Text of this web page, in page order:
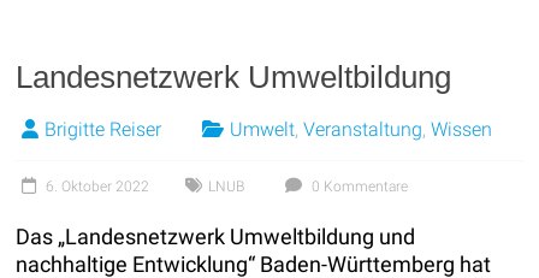
Landesnetzwerk Umweltbildung
Brigitte Reiser Umwelt,Veranstaltung,Wissen
6. Oktober 2022 LNUB 0 Kommentare
Das „Landesnetzwerk Umweltbildung und
nachhaltige Entwicklung“ Baden-Württemberg hat